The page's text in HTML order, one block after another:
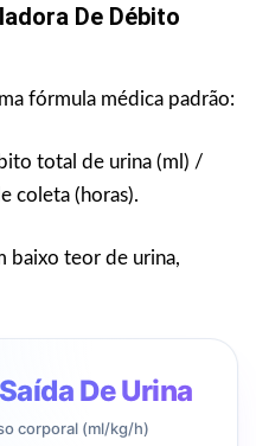
De Débito
fórmula médica padrão:
total de urina (ml) /
coleta (horas).
baixo teor de urina,
De Urina
corporal (ml/kg/h)